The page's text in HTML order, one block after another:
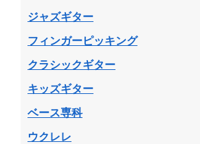
ジャズギター
フィンガーピッキング
クラシックギター
キッズギター
ベース専科
ウクレレ